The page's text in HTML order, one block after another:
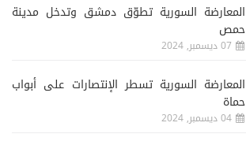
المعارضة السورية تطوّق دمشق وتدخل مدينة
حمص
07 ديسمبر, 2024
المعارضة السورية تسطر الإنتصارات على أبواب
حماة
04 ديسمبر, 2024